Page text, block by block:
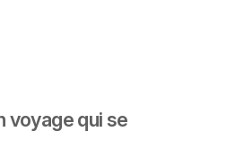
voyage qui se